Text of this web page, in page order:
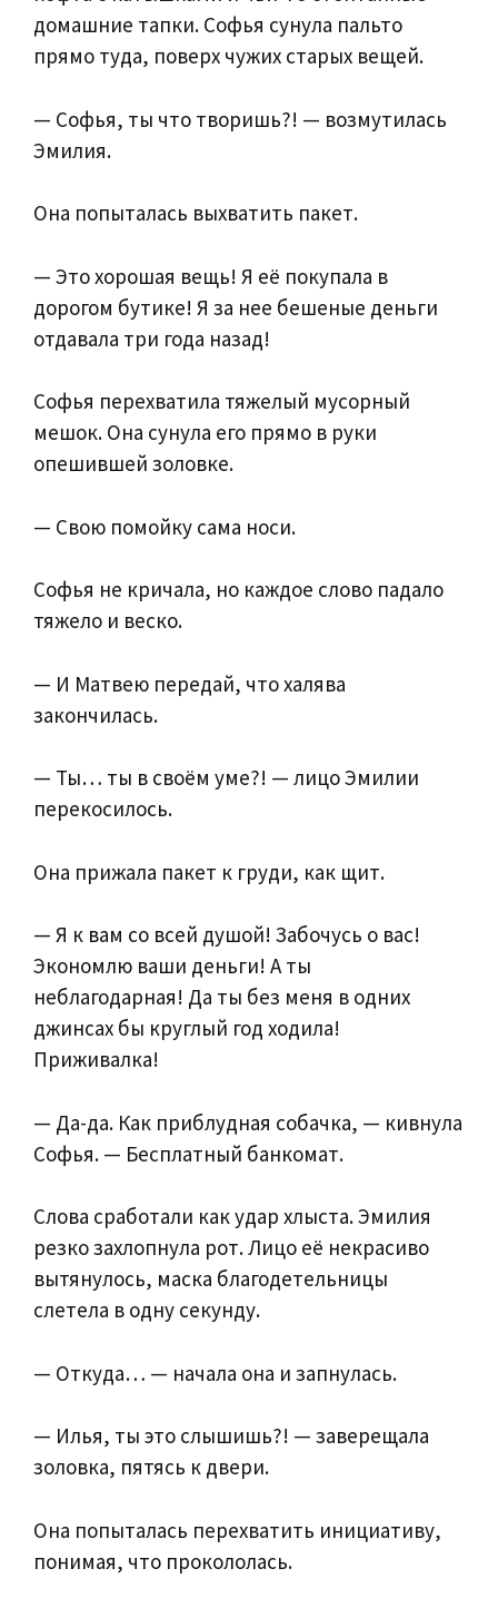
домашние тапки. Софья сунула пальто
прямо туда, поверх чужих старых вещей.
— Софья, ты что творишь?! — возмутилась
Эмилия.
Она попыталась выхватить пакет.
— Это хорошая вещь! Я её покупала в
дорогом бутике! Я за нее бешеные деньги
отдавала три года назад!
Софья перехватила тяжелый мусорный
мешок. Она сунула его прямо в руки
опешившей золовке.
— Свою помойку сама носи.
Софья не кричала, но каждое слово падало
тяжело и веско.
— И Матвею передай, что халява
закончилась.
— Ты… ты в своём уме?! — лицо Эмилии
перекосилось.
Она прижала пакет к груди, как щит.
— Я к вам со всей душой! Забочусь о вас!
Экономлю ваши деньги! А ты
неблагодарная! Да ты без меня в одних
джинсах бы круглый год ходила!
Приживалка!
— Да-да. Как приблудная собачка, — кивнула
Софья. — Бесплатный банкомат.
Слова сработали как удар хлыста. Эмилия
резко захлопнула рот. Лицо её некрасиво
вытянулось, маска благодетельницы
слетела в одну секунду.
— Откуда… — начала она и запнулась.
— Илья, ты это слышишь?! — заверещала
золовка, пятясь к двери.
Она попыталась перехватить инициативу,
понимая, что прокололась.